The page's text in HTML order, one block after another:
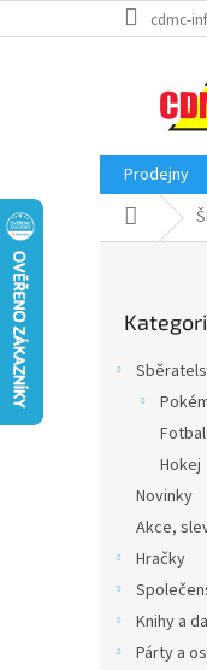
na
cdmc-
Prodejny
Domů
kategorie
Fotbal
Hokej
Novinky
Akce,
Hračky
Knihy a
Párty a